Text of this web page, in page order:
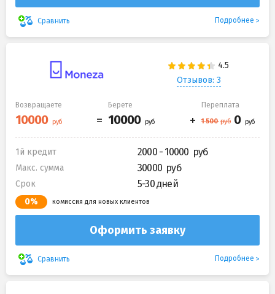
Сравнить Подробнее
Отзывов: 3
Возвращаете Берете Переплата
1й кредит 2000 - 10000
Макс. сумма 30000
Срок 5-30 дней
0% комиссия для новых клиентов
Оформить заявку
Сравнить Подробнее